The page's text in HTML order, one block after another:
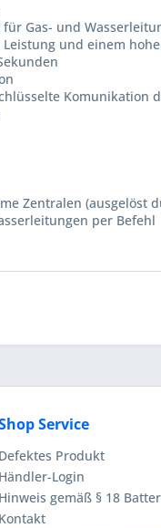
Gas- und
und einem
Komunikation
Zentralen
per Befehl
Service
Defektes Produkt
Händler-Login
Hinweis gemäß § 18
Kontakt